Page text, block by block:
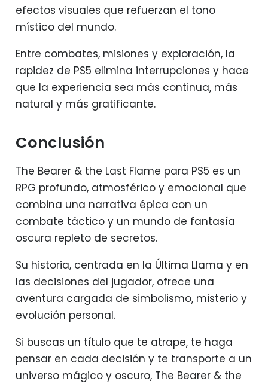
efectos visuales que refuerzan el tono
místico del mundo.
Entre combates, misiones y exploración, la
rapidez de PS5 elimina interrupciones y hace
que la experiencia sea más continua, más
natural y más gratificante.
Conclusión
The Bearer & the Last Flame para PS5 es un
RPG profundo, atmosférico y emocional que
combina una narrativa épica con un
combate táctico y un mundo de fantasía
oscura repleto de secretos.
Su historia, centrada en la Última Llama y en
las decisiones del jugador, ofrece una
aventura cargada de simbolismo, misterio y
evolución personal.
Si buscas un título que te atrape, te haga
pensar en cada decisión y te transporte a un
universo mágico y oscuro, The Bearer & the